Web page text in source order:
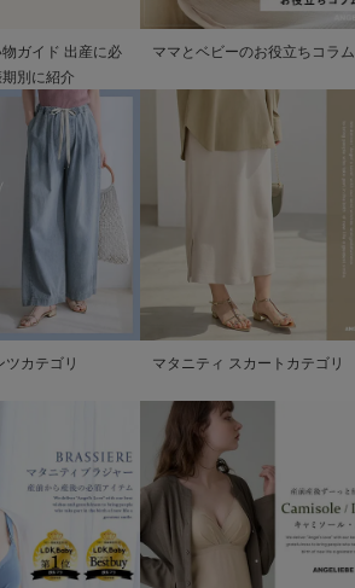
ガイド 出産に必
別に紹介
ママとベビーのお役立ちコラム
ツカテゴリ マタニティ スカートカテゴリ